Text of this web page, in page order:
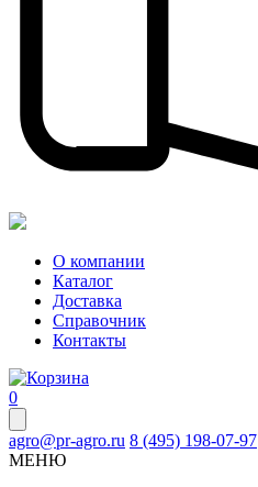
О компании
Каталог
Доставка
Справочник
Контакты
0
agro@pr-agro.ru 8 (495) 198-07-97
МЕНЮ